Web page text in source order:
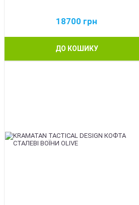
18700 грн
ДО КОШИКУ